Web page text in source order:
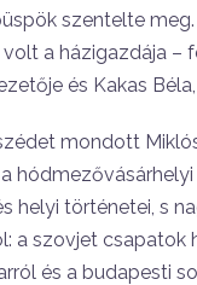
szentelte
a házigazdája –
és Kakas
mondott
helyi történetei, s
a szovjet
és a budapesti